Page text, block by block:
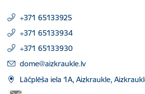
+371 65133925
+371 65133934
+371 65133930
E-pasts:
dome@aizkraukle.lv
Lāčplēša iela 1A, Aizkraukle,